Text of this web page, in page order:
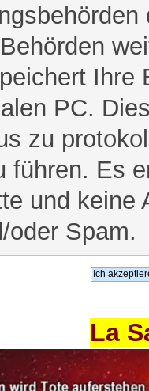
Ihre
PC.
zu
führen. Es
und keine
oder Spam.
La